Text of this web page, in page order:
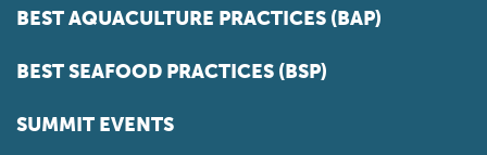
BEST AQUACULTURE PRACTICES (BAP)
BEST SEAFOOD PRACTICES (BSP)
SUMMIT EVENTS